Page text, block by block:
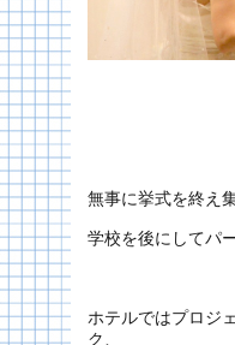
無事に挙式を終え
学校を後にしてパ
ホテルではプロジ
ク、